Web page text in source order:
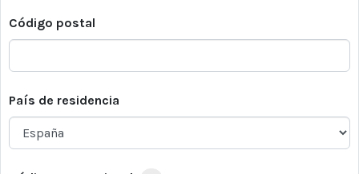
Código postal
País de residencia